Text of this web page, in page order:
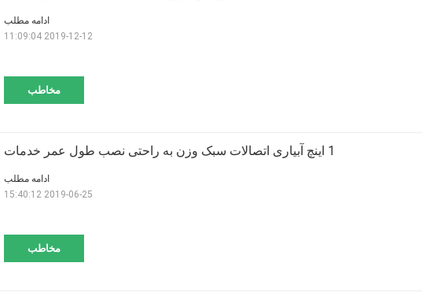
مخاطب
ادامه مطلب
2019-12-12 11:09:04
1 اینچ آبیاری اتصالات سبک وزن به راحتی نصب طول عمر خدمات
مخاطب
ادامه مطلب
2019-06-25 15:40:12